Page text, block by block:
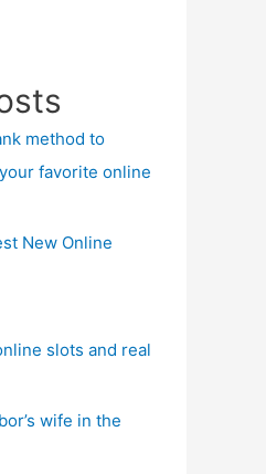
method to
favorite online
New Online
slots and real
wife in the